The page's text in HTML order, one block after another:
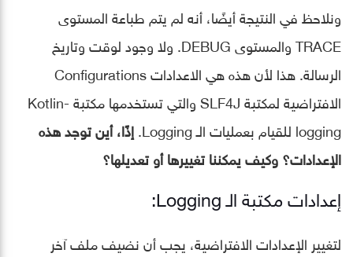
ونلاحظ في النتيجة أيضًا، أنه لم يتم طباعة المستوى
TRACE والمستوى DEBUG. ولا وجود لوقت وتاريخ
الرسالة. هذا لأن هذه هي الاعدادات Configurations
الافتراضية لمكتبة SLF4J والتي تستخدمها مكتبة Kotlin-
logging للقيام بعمليات الـ Logging.
إذًا، أين توجد هذه
الإعدادات؟ وكيف يمكننا تغييرها أو تعديلها؟
إعدادات مكتبة الـ Logging:
لتغيير الإعدادات الافتراضية، يجب أن نضيف ملف آخر